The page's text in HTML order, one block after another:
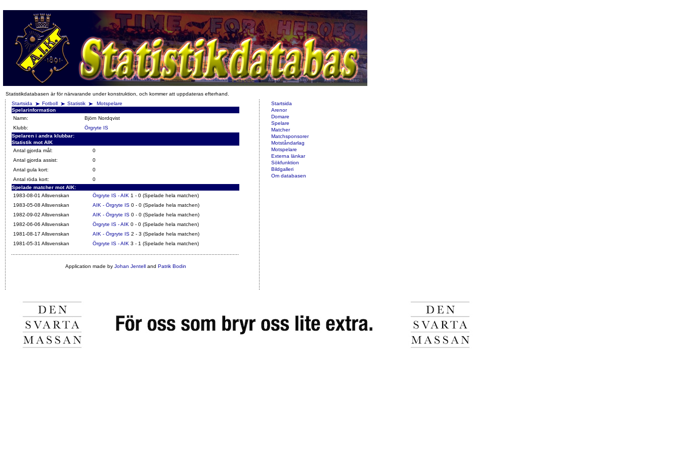
Statistikdatabasen är för närvarande under konstruktion, och kommer att uppdateras efterhand.
Startsida
Fotboll Statistik
Motspelare
Spelarinformation
Namn:
Björn Nordqvist
Klubb:
Örgryte IS
Spelaren i andra klubbar:
Statistik mot AIK
Antal gjorda mål:
0
Antal gjorda assist:
0
Antal gula kort:
0
Antal röda kort:
0
Spelade matcher mot AIK:
1983-08-01 Allsvenskan
Örgryte IS - AIK 1 - 0 (Spelade hela matchen)
1983-05-08 Allsvenskan
AIK - Örgryte IS 0 - 0 (Spelade hela matchen)
1982-09-02 Allsvenskan
AIK - Örgryte IS 0 - 0 (Spelade hela matchen)
1982-06-06 Allsvenskan
Örgryte IS - AIK 0 - 0 (Spelade hela matchen)
1981-08-17 Allsvenskan
AIK - Örgryte IS 2 - 3 (Spelade hela matchen)
1981-05-31 Allsvenskan
Örgryte IS - AIK 3 - 1 (Spelade hela matchen)
Application made by Johan Jentelland Patrik Bodin
Startsida
Arenor
Domare
Spelare
Matcher
Matchsponsorer
Motståndarlag
Motspelare
Externa länkar
Sökfunktion
Bildgalleri
Om databasen